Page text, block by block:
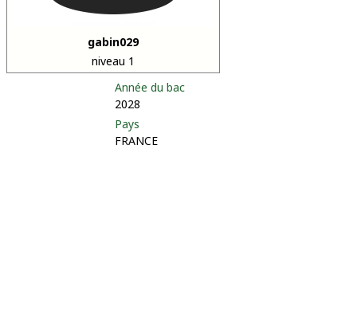
gabin029
niveau 1
Année du bac
2028
Pays
FRANCE